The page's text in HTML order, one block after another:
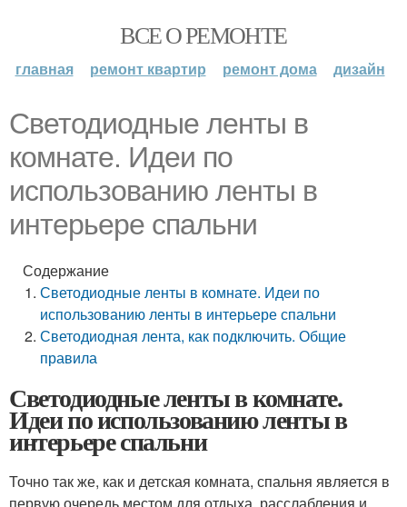
ВСЕ О РЕМОНТЕ
главная ремонт квартир ремонт дома дизайн
Светодиодные ленты в
комнате. Идеи по
использованию ленты в
интерьере спальни
Содержание
Светодиодные ленты в комнате. Идеи по
использованию ленты в интерьере спальни
Светодиодная лента, как подключить. Общие
правила
Светодиодные ленты в комнате.
Идеи по использованию ленты в
интерьере спальни
Точно так же, как и детская комната, спальня является в